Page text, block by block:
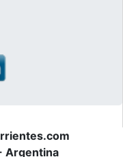
Argentina